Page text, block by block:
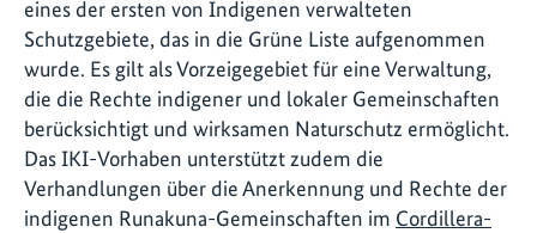
eines der ersten von Indigenen verwalteten
Schutzgebiete, das in die Grüne Liste aufgenommen
wurde. Es gilt als Vorzeigegebiet für eine Verwaltung,
die die Rechte indigener und lokaler Gemeinschaften
berücksichtigt und wirksamen Naturschutz ermöglicht.
Das IKI-Vorhaben unterstützt zudem die
Verhandlungen über die Anerkennung und Rechte der
indigenen Runakuna-Gemeinschaften im Cordillera-